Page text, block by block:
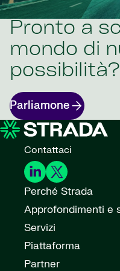
Pronto a
mondo di
possibilità?
Parliamone
Contattaci
Perché Strada
Approfondimenti e
Servizi
Piattaforma
Partner